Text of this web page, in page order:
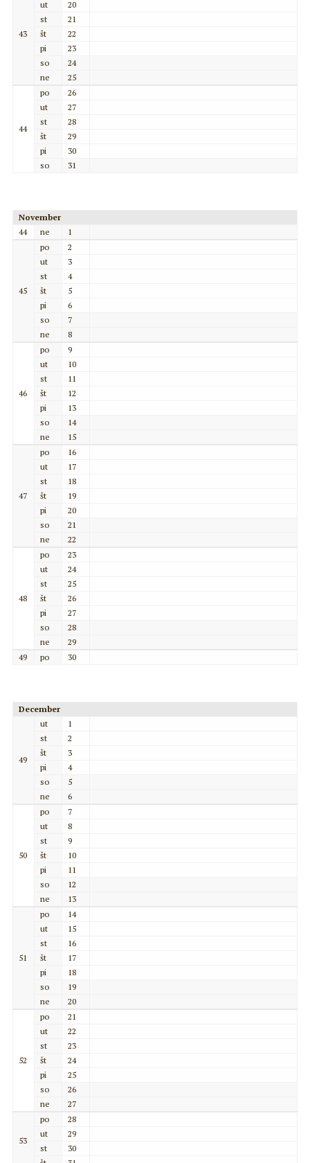
43
ut
20
st
21
št
22
pi
23
so
24
ne
25
44
po
26
ut
27
st
28
št
29
pi
30
so
31
November
44
ne 1
45
po
2
ut
3
st
4
št
5
pi
6
so
7
ne
8
46
po
9
ut
10
st
11
št
12
pi
13
so
14
ne
15
47
po
16
ut
17
st
18
št
19
pi
20
so
21
ne
22
48
po
23
ut
24
st
25
št
26
pi
27
so
28
ne
29
49
po 30
December
49
ut
1
st
2
št
3
pi
4
so
5
ne
6
50
po
7
ut
8
st
9
št
10
pi
11
so
12
ne
13
51
po
14
ut
15
st
16
št
17
pi
18
so
19
ne
20
52
po
21
ut
22
st
23
št
24
pi
25
so
26
ne
27
53
po
28
ut
29
st
30